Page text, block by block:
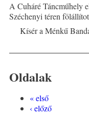
A Cuháré Táncműhely
Széchenyi téren
Kísér a Ménkű
Oldalak
« első
‹ előző